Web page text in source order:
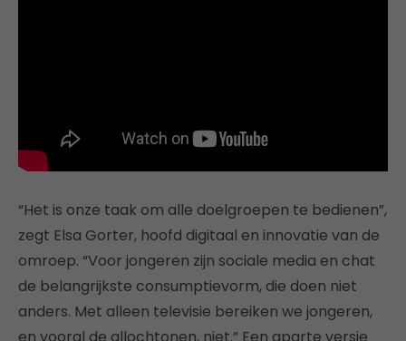
“Het is onze taak om alle doelgroepen te bedienen”,
zegt Elsa Gorter, hoofd digitaal en innovatie van de
omroep. “Voor jongeren zijn sociale media en chat
de belangrijkste consumptievorm, die doen niet
anders. Met alleen televisie bereiken we jongeren,